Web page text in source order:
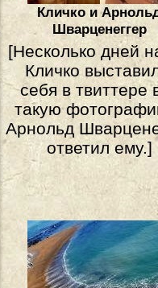
Кличко и
Шварценеггер
[Несколько дней
Кличко
себя в твиттере
такую
Арнольд
ответил ему.]